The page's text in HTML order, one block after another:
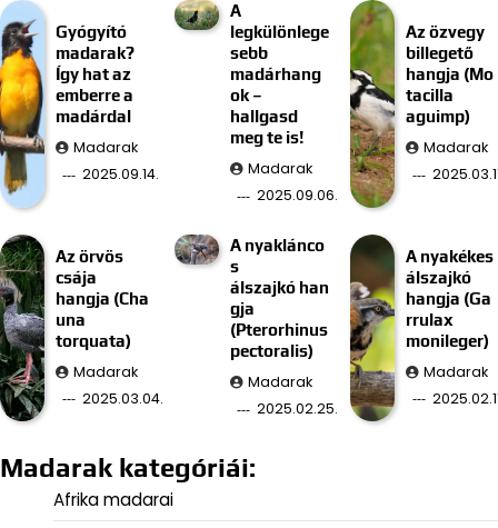
Gyógyító
madarak?
Így hat az
emberre a
madárdal
Madarak
2025.09.14.
A
legkülönlege
sebb
madárhang
ok –
hallgasd
meg te is!
Madarak
2025.09.06.
Az özvegy
billegető
hangja (Mo
tacilla
aguimp)
Madarak
Az örvös
csája
hangja (Cha
una
torquata)
Madarak
2025.03.04.
A nyaklánco
s
álszajkó han
gja
(Pterorhinus
pectoralis)
Madarak
2025.02.25.
A nyakékes
álszajkó
hangja (Ga
rrulax
monileger)
Madarak
Madarak kategóriái:
Afrika madarai